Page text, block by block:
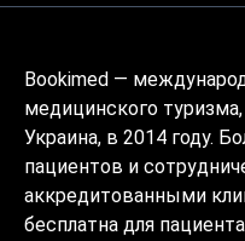
Bookimed —
медицинского
Украина, в 2014 году.
пациентов и
аккредитованными
бесплатна для